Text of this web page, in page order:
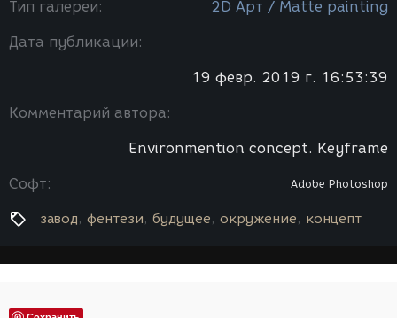
Тип галереи: 2D Арт / Мatte painting
Дата публикации:
19 февр. 2019 г. 16:53:39
Комментарий автора:
Environmention concept. Keyframe
Софт: Adobe Photoshop
завод фентези будущее окружение концепт